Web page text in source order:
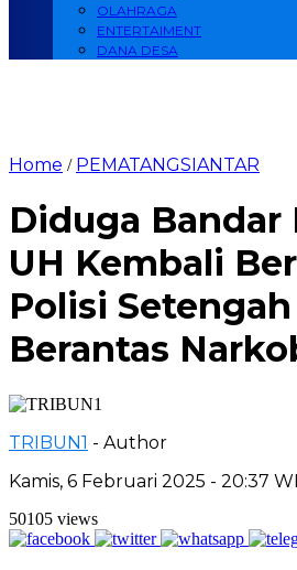
OLAHRAGA
ENTERTAIMENT
DANA DESA
Home / PEMATANGSIANTAR
Diduga Bandar
UH Kembali
Polisi
Berantas
TRIBUN1 - Author
Kamis, 6 Februari 2025 - 20:37
50105 views